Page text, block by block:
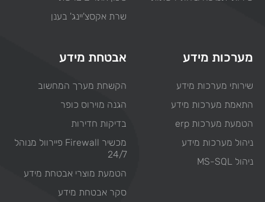
שרת אקסצ'יינג' בענן
מערכות מידע
שירותי מערכות מידע
התאמת מערכות מידע
הטמעת מערכות erp
ניהול מערכות מידע
ניהול MS-SQL
אבטחת מידע
הקשחת מערך המחשוב
הגנה מוירוס כופר
בדיקות חדירות
מכשיר Firewall פיירוול מנוהל
24/7
הטמעת מוצרי אבטחת מידע
סקר אבטחת מידע